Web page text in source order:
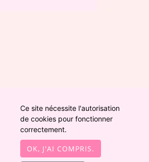
Ce site nécessite l'autorisation
de cookies pour fonctionner
correctement.
OK, J'AI COMPRIS.